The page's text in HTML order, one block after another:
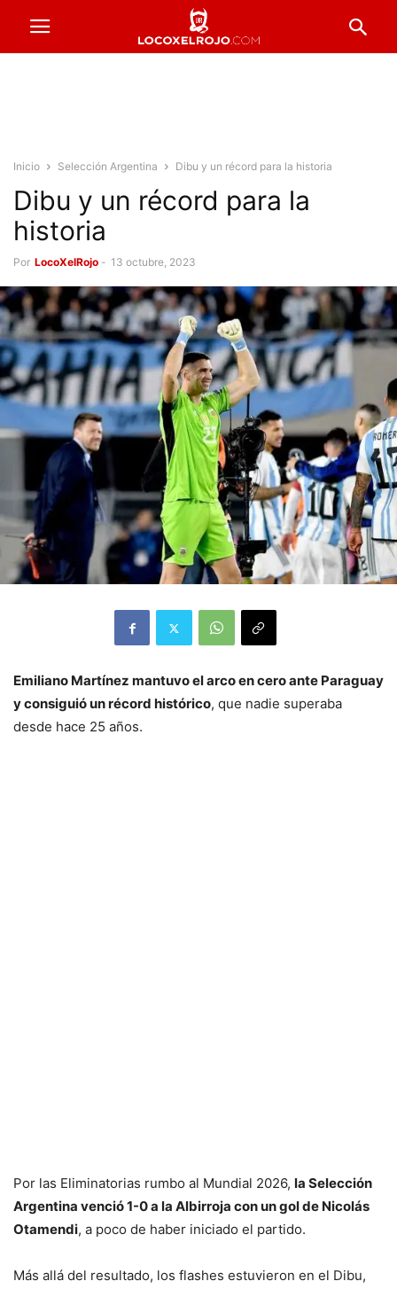
Inicio Selección Argentina Dibu y un récord para la historia
Dibu y un récord para la
historia
Por LocoXelRojo - 13 octubre, 2023
Emiliano Martínez mantuvo el arco en cero ante Paraguay
y consiguió un récord histórico, que nadie superaba
desde hace 25 años.
Por las Eliminatorias rumbo al Mundial 2026, la Selección
Argentina venció 1-0 a la Albirroja con un gol de Nicolás
Otamendi, a poco de haber iniciado el partido.
Más allá del resultado, los flashes estuvieron en el Dibu,